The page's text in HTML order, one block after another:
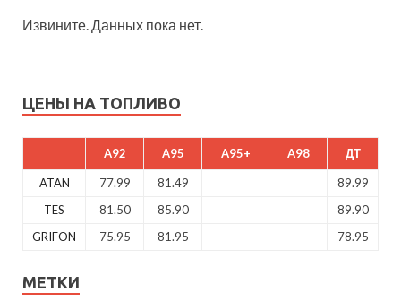
Извините. Данных пока нет.
ЦЕНЫ НА ТОПЛИВО
A92 A95 A95+ A98 ДТ
ATAN 77.99 81.49
89.99
TES
81.50 85.90
89.90
GRIFON
75.95 81.95 78.95
МЕТКИ